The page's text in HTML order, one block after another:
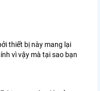
thiết bị này mang lại
vì vậy mà tại sao bạn